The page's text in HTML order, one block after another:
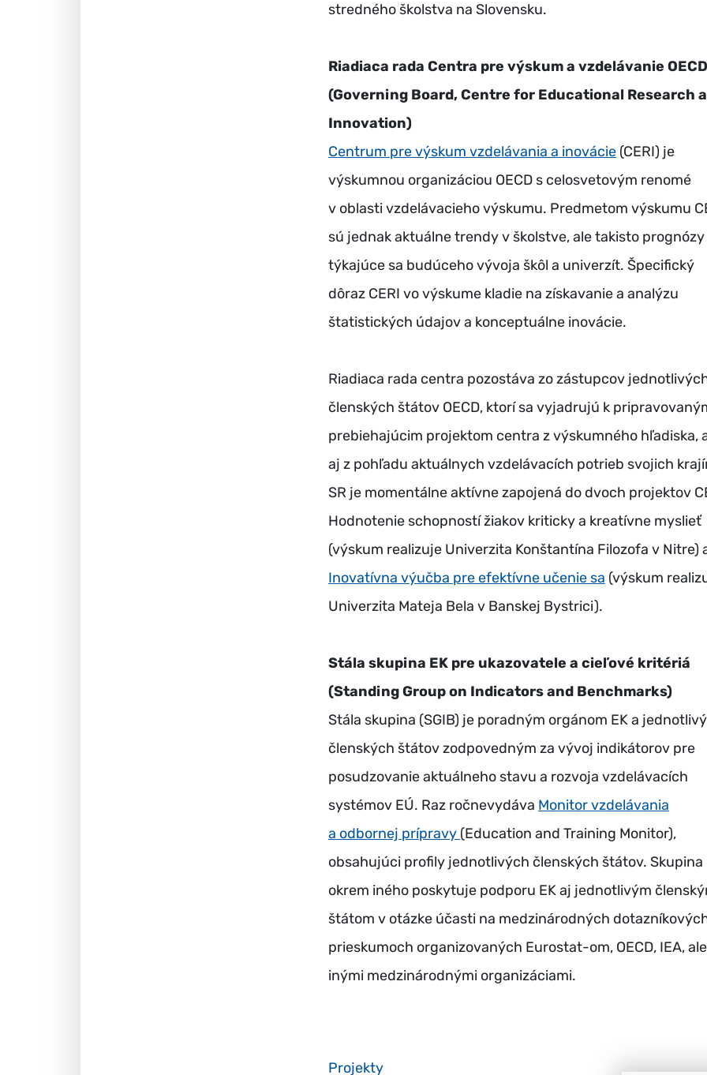
stredného školstva na Slovensku.
Riadiaca rada Centra pre výskum a vzdelávanie OECD
(Governing Board, Centre for Educational Research
Innovation)
Centrum pre výskum vzdelávania a inovácie (CERI) je
výskumnou organizáciou OECD s celosvetovým renomé
v oblasti vzdelávacieho výskumu. Predmetom výskumu
sú jednak aktuálne trendy v školstve, ale takisto prognózy
týkajúce sa budúceho vývoja škôl a univerzít. Špecifický
dôraz CERI vo výskume kladie na získavanie a analýzu
štatistických údajov a konceptuálne inovácie.
Riadiaca rada centra pozostáva zo zástupcov
členských štátov OECD, ktorí sa vyjadrujú k
prebiehajúcim projektom centra z výskumného hľadiska,
aj z pohľadu aktuálnych vzdelávacích potrieb svojich
SR je momentálne aktívne zapojená do dvoch projektov
Hodnotenie schopností žiakov kriticky a kreatívne myslieť
(výskum realizuje Univerzita Konštantína Filozofa v Nitre)
Inovatívna výučba pre efektívne učenie sa (výskum
Univerzita Mateja Bela v Banskej Bystrici).
Stála skupina EK pre ukazovatele a cieľové kritériá
(Standing Group on Indicators and Benchmarks)
Stála skupina (SGIB) je poradným orgánom EK a
členských štátov zodpovedným za vývoj indikátorov pre
posudzovanie aktuálneho stavu a rozvoja vzdelávacích
systémov EÚ. Raz ročnevydáva Monitor vzdelávania
a odbornej prípravy (Education and Training Monitor),
obsahujúci profily jednotlivých členských štátov. Skupina
okrem iného poskytuje podporu EK aj jednotlivým
štátom v otázke účasti na medzinárodných
prieskumoch organizovaných Eurostat-om, OECD, IEA,
inými medzinárodnými organizáciami.
Projekty